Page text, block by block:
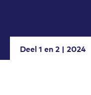
Deel 1 en 2 | 2024